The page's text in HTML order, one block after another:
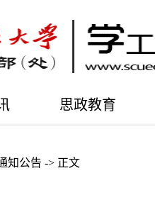
思政教育
知公告 -> 正文